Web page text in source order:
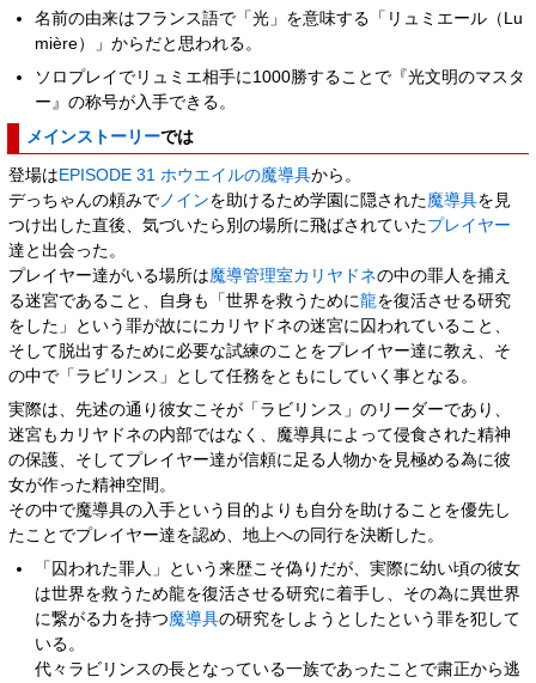
名前の由来はフランス語で「光」を意味する「リュミエール（Lu
mière）」からだと思われる。
ソロプレイでリュミエ相手に1000勝することで『光文明のマスタ
ー』の称号が入手できる。
メインストーリーでは
登場は EPISODE 31 ホウエイルの魔導具から。
デっちゃんの頼みで ノインを助けるため学園に隠された魔導具を見
つけ出した直後、気づいたら別の場所に飛ばされていたプレイヤー
達と出会った。
プレイヤー達がいる場所は魔導管理室カリヤドネの中の罪人を捕え
る迷宮であること、自身も「世界を救うために龍を復活させる研究
をした」という罪が故ににカリヤドネの迷宮に囚われていること、
そして脱出するために必要な試練のことをプレイヤー達に教え、そ
の中で「ラビリンス」として任務をともにしていく事となる。
実際は、先述の通り彼女こそが「ラビリンス」のリーダーであり、
迷宮もカリヤドネの内部ではなく、魔導具によって侵食された精神
の保護、そしてプレイヤー達が信頼に足る人物かを見極める為に彼
女が作った精神空間。
その中で魔導具の入手という目的よりも自分を助けることを優先し
たことでプレイヤー達を認め、地上への同行を決断した。
「囚われた罪人」という来歴こそ偽りだが、実際に幼い頃の彼女
は世界を救うため龍を復活させる研究に着手し、その為に異世界
に繋がる力を持つ魔導具の研究をしようとしたという罪を犯して
いる。
代々ラビリンスの長となっている一族であったことで粛正から逃